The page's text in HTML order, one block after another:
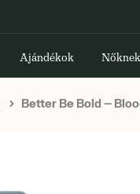
Ajándékok Nőknek
Better Be Bold —